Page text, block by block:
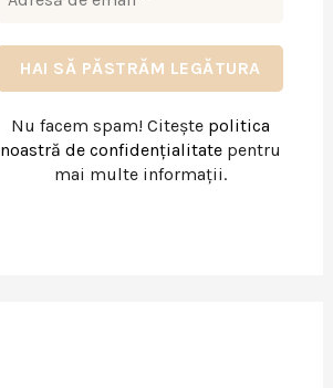
Nu facem spam! Citește politica
noastră de confidențialitatepentru
mai multe informații.